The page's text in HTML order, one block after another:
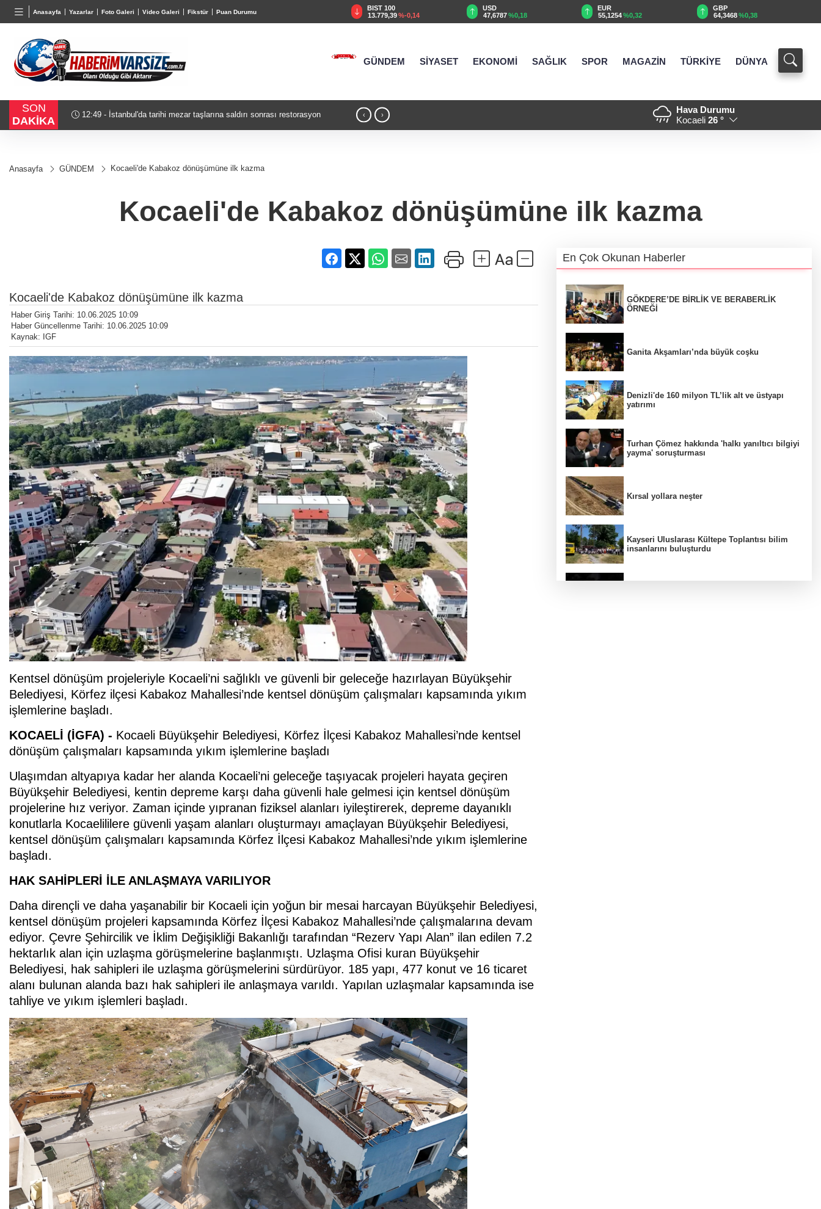
Anasayfa Yazarlar Foto Galeri Video Galeri Fikstür Puan Durumu
BGN
27,9743 %-0,22
VND
0,0018%0,32
6.660,55
BIST 100
13.779,39 %-0,14
USD
47,6787%0,18
EUR
55,1254 %0,32
GBP
64,3468%0,38
GÜNDEM SİYASET EKONOMİ SAĞLIK SPOR MAGAZİN TÜRKİYE DÜNYA
SON
DAKİKA
12:49 - İstanbul'da tarihi mezar taşlarına saldırı sonrası restorasyon 12:34 - Başkan Genç,
‹ ›
Hava Durumu
Kocaeli 26 °
Anasayfa GÜNDEM Kocaeli'de Kabakoz dönüşümüne ilk kazma
Kocaeli'de Kabakoz dönüşümüne ilk kazma
Kocaeli'de Kabakoz dönüşümüne ilk kazma
Haber Giriş Tarihi: 10.06.2025 10:09
Haber Güncellenme Tarihi: 10.06.2025 10:09
Kaynak: IGF
Kentsel dönüşüm projeleriyle Kocaeli’ni sağlıklı ve güvenli bir geleceğe hazırlayan Büyükşehir
Belediyesi, Körfez ilçesi Kabakoz Mahallesi’nde kentsel dönüşüm çalışmaları kapsamında yıkım
işlemlerine başladı.
KOCAELİ (İGFA) - Kocaeli Büyükşehir Belediyesi, Körfez İlçesi Kabakoz Mahallesi’nde kentsel
dönüşüm çalışmaları kapsamında yıkım işlemlerine başladı
Ulaşımdan altyapıya kadar her alanda Kocaeli’ni geleceğe taşıyacak projeleri hayata geçiren
Büyükşehir Belediyesi, kentin depreme karşı daha güvenli hale gelmesi için kentsel dönüşüm
projelerine hız veriyor. Zaman içinde yıpranan fiziksel alanları iyileştirerek, depreme dayanıklı
konutlarla Kocaelililere güvenli yaşam alanları oluşturmayı amaçlayan Büyükşehir Belediyesi,
kentsel dönüşüm çalışmaları kapsamında Körfez İlçesi Kabakoz Mahallesi’nde yıkım işlemlerine
başladı.
HAK SAHİPLERİ İLE ANLAŞMAYA VARILIYOR
Daha dirençli ve daha yaşanabilir bir Kocaeli için yoğun bir mesai harcayan Büyükşehir Belediyesi,
kentsel dönüşüm projeleri kapsamında Körfez İlçesi Kabakoz Mahallesi’nde çalışmalarına devam
ediyor. Çevre Şehircilik ve İklim Değişikliği Bakanlığı tarafından “Rezerv Yapı Alan” ilan edilen 7.2
hektarlık alan için uzlaşma görüşmelerine başlanmıştı. Uzlaşma Ofisi kuran Büyükşehir
Belediyesi, hak sahipleri ile uzlaşma görüşmelerini sürdürüyor. 185 yapı, 477 konut ve 16 ticaret
alanı bulunan alanda bazı hak sahipleri ile anlaşmaya varıldı. Yapılan uzlaşmalar kapsamında ise
tahliye ve yıkım işlemleri başladı.
En Çok Okunan Haberler
GÖKDERE’DE BİRLİK VE BERABERLİK
ÖRNEĞİ
Ganita Akşamları’nda büyük coşku
Denizli'de 160 milyon TL’lik alt ve üstyapı
yatırımı
Turhan Çömez hakkında 'halkı yanıltıcı bilgiyi
yayma' soruşturması
Kırsal yollara neşter
Kayseri Uluslarası Kültepe Toplantısı bilim
insanlarını buluşturdu